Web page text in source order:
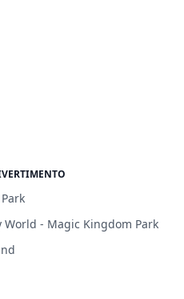
World - Magic Kingdom Park